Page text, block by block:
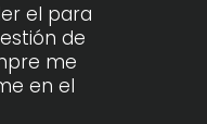
el para
de
me
en el